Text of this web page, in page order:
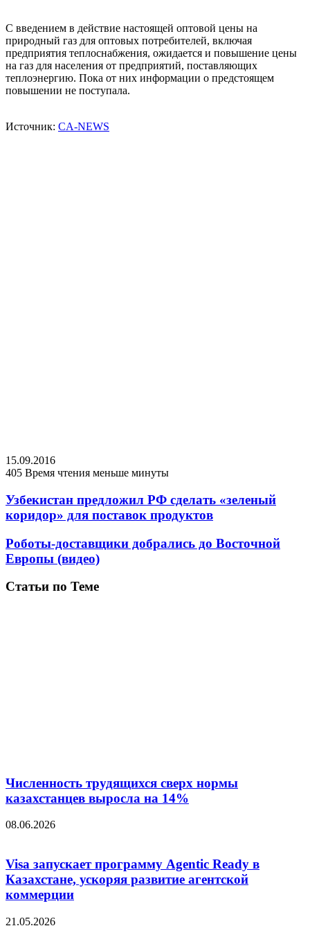
С введением в действие настоящей оптовой цены на
природный газ для оптовых потребителей, включая
предприятия теплоснабжения, ожидается и повышение цены
на газ для населения от предприятий, поставляющих
теплоэнергию. Пока от них информации о предстоящем
повышении не поступала.
Источник: CA-NEWS
15.09.2016
405 Время чтения меньше минуты
Узбекистан предложил РФ сделать «зеленый
коридор» для поставок продуктов
Роботы-доставщики добрались до Восточной
Европы (видео)
Статьи по Теме
Численность трудящихся сверх нормы
казахстанцев выросла на 14%
08.06.2026
Visa запускает программу Agentic Ready в
Казахстане, ускоряя развитие агентской
коммерции
21.05.2026